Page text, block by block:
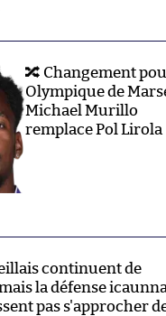
🔀 Changement
Olympique de
Michael Murillo
remplace Pol Lirola
continuent de
la défense
pas s'approcher